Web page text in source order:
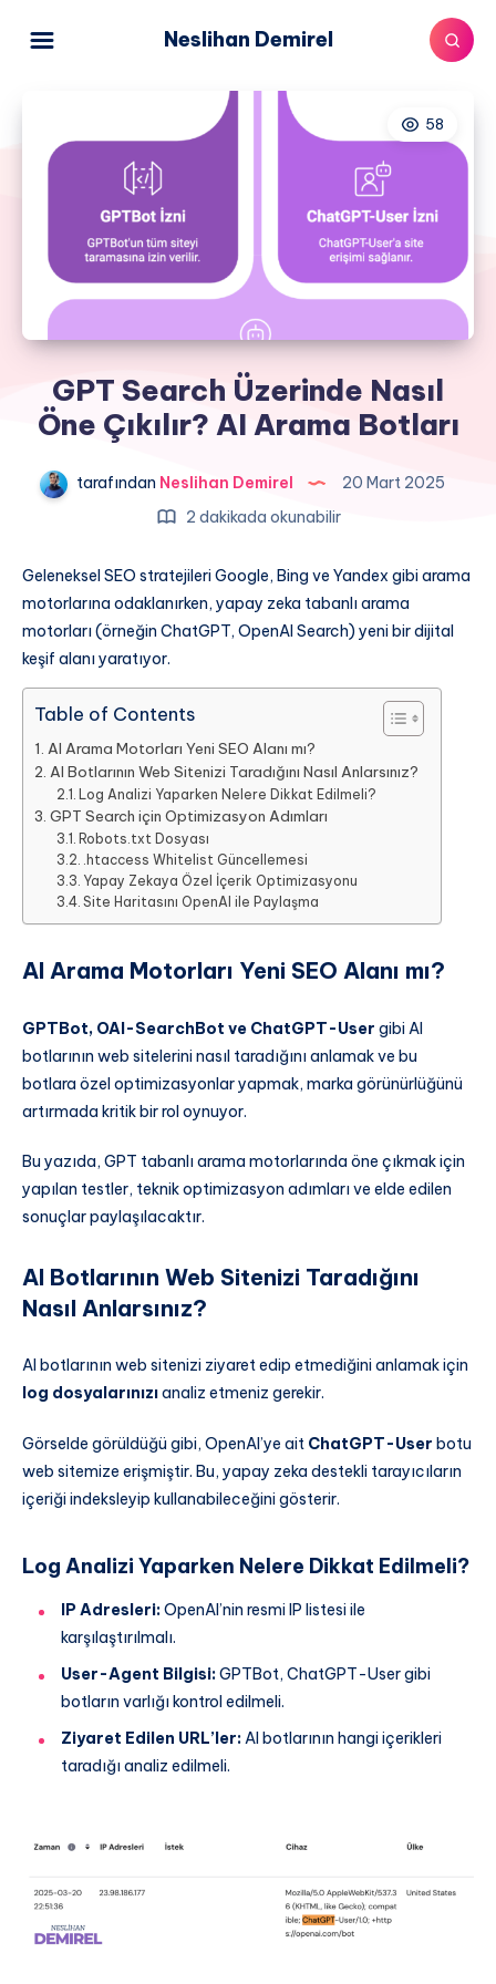
Neslihan Demirel
58
GPT Search Üzerinde Nasıl
Öne Çıkılır? AI Arama Botları
tarafından Neslihan Demirel
20 Mart 2025
2 dakikada okunabilir
Geleneksel SEO stratejileri Google, Bing ve Yandex gibi arama
motorlarına odaklanırken, yapay zeka tabanlı arama
motorları (örneğin ChatGPT, OpenAI Search) yeni bir dijital
keşif alanı yaratıyor.
Table of Contents
AI Arama Motorları Yeni SEO Alanı mı?
AI Botlarının Web Sitenizi Taradığını Nasıl Anlarsınız?
Log Analizi Yaparken Nelere Dikkat Edilmeli?
GPT Search için Optimizasyon Adımları
Robots.txt Dosyası
.htaccess Whitelist Güncellemesi
Yapay Zekaya Özel İçerik Optimizasyonu
Site Haritasını OpenAI ile Paylaşma
AI Arama Motorları Yeni SEO Alanı mı?
GPTBot, OAI-SearchBot ve ChatGPT-User gibi AI
botlarının web sitelerini nasıl taradığını anlamak ve bu
botlara özel optimizasyonlar yapmak, marka görünürlüğünü
artırmada kritik bir rol oynuyor.
Bu yazıda, GPT tabanlı arama motorlarında öne çıkmak için
yapılan testler, teknik optimizasyon adımları ve elde edilen
sonuçlar paylaşılacaktır.
AI Botlarının Web Sitenizi Taradığını
Nasıl Anlarsınız?
AI botlarının web sitenizi ziyaret edip etmediğini anlamak için
log dosyalarınızıanaliz etmeniz gerekir.
Görselde görüldüğü gibi, OpenAI’ye ait ChatGPT-User botu
web sitemize erişmiştir. Bu, yapay zeka destekli tarayıcıların
içeriği indeksleyip kullanabileceğini gösterir.
Log Analizi Yaparken Nelere Dikkat Edilmeli?
IP Adresleri:OpenAI’nin resmi IP listesi ile
karşılaştırılmalı.
User-Agent Bilgisi:GPTBot, ChatGPT-User gibi
botların varlığı kontrol edilmeli.
Ziyaret Edilen URL’ler:AI botlarının hangi içerikleri
taradığı analiz edilmeli.